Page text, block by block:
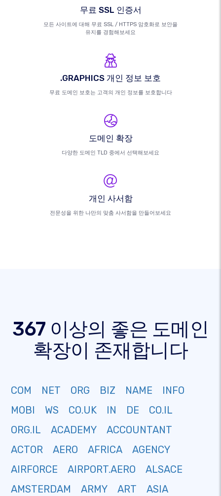
무료 SSL 인증서
모든 사이트에 대해 무료 SSL / HTTPS 암호화로 보안을
유지를 경험해보세요
.GRAPHICS 개인 정보 보호
무료 도메인 보호는 고객의 개인 정보를 보호합니다
도메인 확장
다양한 도메인 TLD 중에서 선택해보세요
개인 사서함
전문성을 위한 나만의 맞춤 사서함을 만들어보세요
367 이상의 좋은 도메인
확장이 존재합니다
COM NET ORG BIZ NAME
INFO
MOBI
WS CO.UK IN DE
CO.IL
ORG.IL
ACADEMY
ACCOUNTANT
ACTOR
AERO AFRICA
AGENCY
AIRFORCE
AIRPORT.AERO
ALSACE
AMSTERDAM
ARMY ART
ASIA